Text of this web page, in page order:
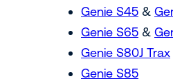
Genie S45 &
Genie S65 &
Genie S80J Trax
Genie S85